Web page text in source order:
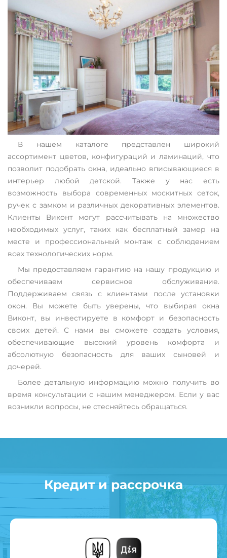
В нашем каталоге представлен широкий
ассортимент цветов, конфигураций и ламинаций, что
позволит подобрать окна, идеально вписывающиеся в
интерьер любой детской. Также у нас есть
возможность выбора современных москитных сеток,
ручек с замком и различных декоративных элементов.
Клиенты Виконт могут рассчитывать на множество
необходимых услуг, таких как бесплатный замер на
месте и профессиональный монтаж с соблюдением
всех технологических норм.
Мы предоставляем гарантию на нашу продукцию и
обеспечиваем сервисное обслуживание.
Поддерживаем связь с клиентами после установки
окон. Вы можете быть уверены, что выбирая окна
Виконт, вы инвестируете в комфорт и безопасность
своих детей. С нами вы сможете создать условия,
обеспечивающие высокий уровень комфорта и
абсолютную безопасность для ваших сыновей и
дочерей.
Более детальную информацию можно получить во
время консультации с нашим менеджером. Если у вас
возникли вопросы, не стесняйтесь обращаться.
Кредит и рассрочка